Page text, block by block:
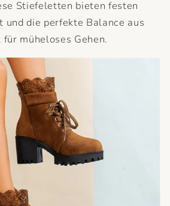
Stiefeletten bieten festen
die perfekte Balance aus
müheloses Gehen.